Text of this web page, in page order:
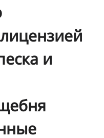
и